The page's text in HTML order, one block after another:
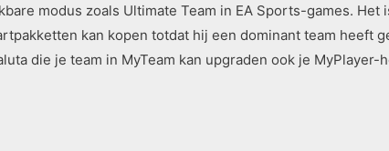
modus zoals Ultimate Team in EA Sports-games.
kan kopen totdat hij een dominant team heeft
die je team in MyTeam kan upgraden ook je MyPlayer-